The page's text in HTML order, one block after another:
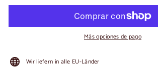
Más opciones de pago
Wir liefern in alle EU-Länder